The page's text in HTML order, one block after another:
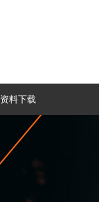
资料下载